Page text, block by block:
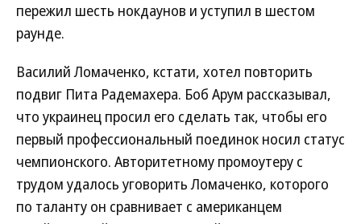
пережил шесть нокдаунов и уступил в шестом
раунде.
Василий Ломаченко, кстати, хотел повторить
подвиг Пита Радемахера. Боб Арум рассказывал,
что украинец просил его сделать так, чтобы его
первый профессиональный поединок носил статус
чемпионского. Авторитетному промоутеру с
трудом удалось уговорить Ломаченко, которого
по таланту он сравнивает с американцем